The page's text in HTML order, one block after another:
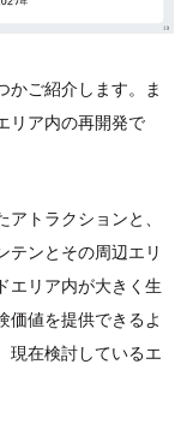
かご紹介します。ま
リア内の再開発で
アトラクションと、
テンとその周辺エリ
エリア内が大きく生
価値を提供できるよ
現在検討しているエ